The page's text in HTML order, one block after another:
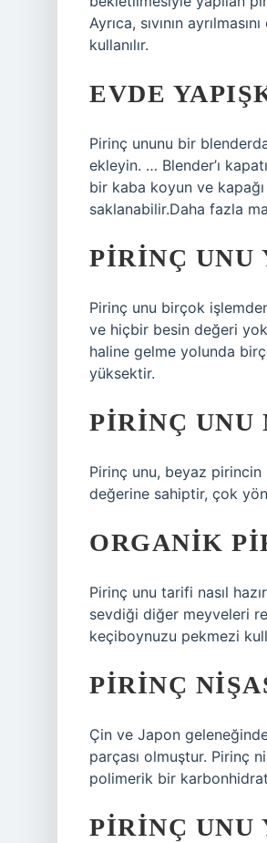
Ayrıca, sıvının
kullanılır.
EVDE
Pirinç ununu bir
ekleyin. … Blender’ı
bir kaba koyun ve kapağı
saklanabilir.Daha fazla
PIRINÇ
Pirinç unu birçok
ve hiçbir besin değeri
haline gelme yolunda
yüksektir.
PIRINÇ UNU
Pirinç unu, beyaz
değerine sahiptir, çok
ORGANIK
Pirinç unu tarifi nasıl
sevdiği diğer meyveleri
keçiboynuzu pekmezi
PIRINÇ
Çin ve Japon
parçası olmuştur. Pirinç
polimerik bir
PIRINÇ